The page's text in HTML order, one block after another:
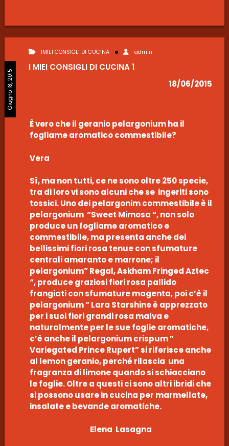
Giugno 18, 2015
IMIEI CONSIGLI DI CUCINA admin
I MIEI CONSIGLI DI CUCINA 1
18/06/2015
È vero che il geranio pelargonium ha il
fogliame aromatico commestibile?
Vera
Sì, ma non tutti, ce ne sono oltre 250 specie,
tra di loro vi sono alcuni che se ingeriti sono
tossici. Uno dei pelargonim commestibile è il
pelargonium “Sweet Mimosa “, non solo
produce un fogliame aromatico e
commestibile, ma presenta anche dei
bellissimi fiori rosa tenue con sfumature
centrali amaranto e marrone; il
pelargonium” Regal, Askham Fringed Aztec
“, produce graziosi fiori rosa pallido
frangiati con sfumature magenta, poi c’è il
pelargonium ” Lara Starshine è apprezzato
per i suoi fiori grandi rosa malva e
naturalmente per le sue foglie aromatiche,
c’è anche il pelargonium crispum ”
Variegated Prince Rupert” si riferisce anche
al lemon geranio, perché rilascia una
fragranza di limone quando si schiacciano
le foglie. Oltre a questi ci sono altri ibridi che
si possono usare in cucina per marmellate,
insalate e bevande aromatiche.
Elena Lasagna